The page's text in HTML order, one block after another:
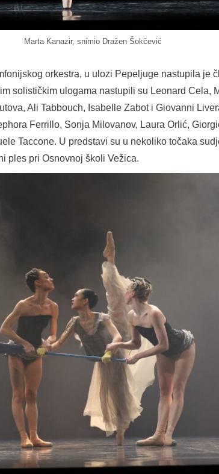
Marta Kanazir, snimio Dražen Šokčević
orkestra, u ulozi Pepeljuge nastupila je
solističkim ulogama nastupili su Leonard Cela,
Ali Tabbouch, Isabelle Zabot i Giovanni
Ferrillo, Sonja Milovanov, Laura Orlić,
Taccone. U predstavi su u nekoliko točaka
ples pri Osnovnoj školi Vežica.